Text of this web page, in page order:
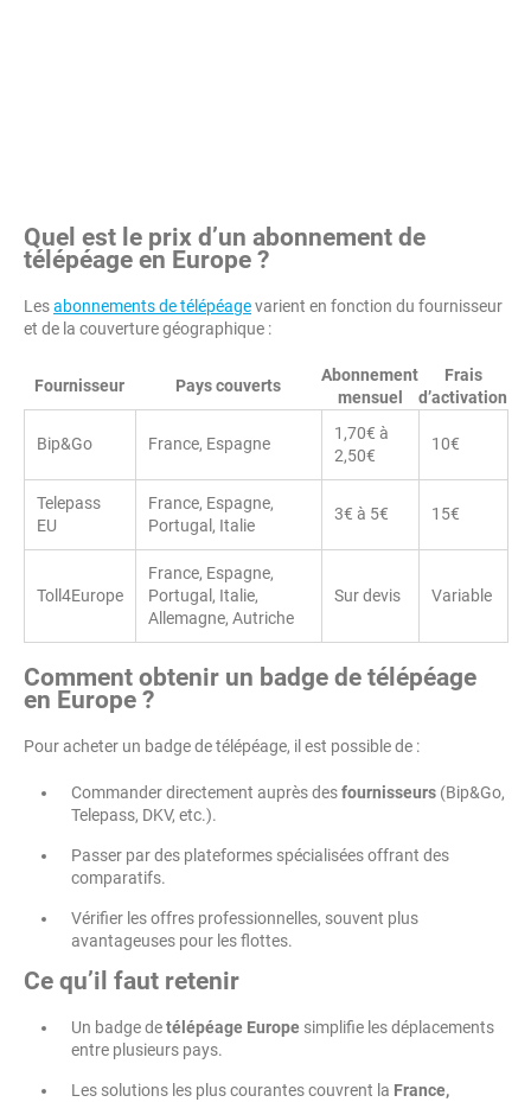
Quel est le prix d’un abonnement de
télépéage en Europe ?
Lesabonnements de télépéagevarient en fonction du fournisseur
et de la couverture géographique :
Fournisseur Pays couverts
Abonnement
mensuel
Frais
d’activation
Bip&Go France, Espagne
1,70€ à
2,50€
10€
Telepass
EU
France, Espagne,
Portugal, Italie
3€ à 5€ 15€
Toll4Europe
France, Espagne,
Portugal, Italie,
Allemagne, Autriche
Sur devis Variable
Comment obtenir un badge de télépéage
en Europe ?
Pour acheter un badge de télépéage, il est possible de :
Commander directement auprès desfournisseurs (Bip&Go,
Telepass, DKV, etc.).
Passer par des plateformes spécialisées offrant des
comparatifs.
Vérifier les offres professionnelles, souvent plus
avantageuses pour les flottes.
Ce qu’il faut retenir
Un badge detélépéage Europe simplifie les déplacements
entre plusieurs pays.
Les solutions les plus courantes couvrent la France,